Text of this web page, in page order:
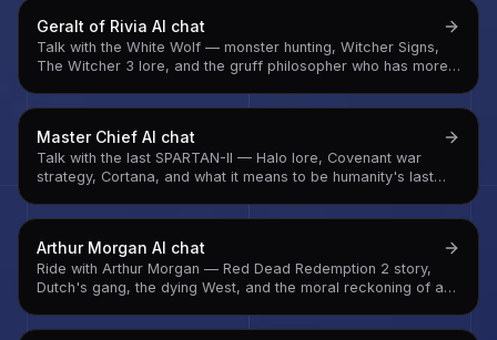
Geralt of Rivia AI chat
Talk with the White Wolf — monster hunting, Witcher Signs,
The Witcher 3 lore, and the gruff philosopher who has more
Master Chief AI chat
Talk with the last SPARTAN-II — Halo lore, Covenant war
strategy, Cortana, and what it means to be humanity's last
Arthur Morgan AI chat
Ride with Arthur Morgan — Red Dead Redemption 2 story,
Dutch's gang, the dying West, and the moral reckoning of a